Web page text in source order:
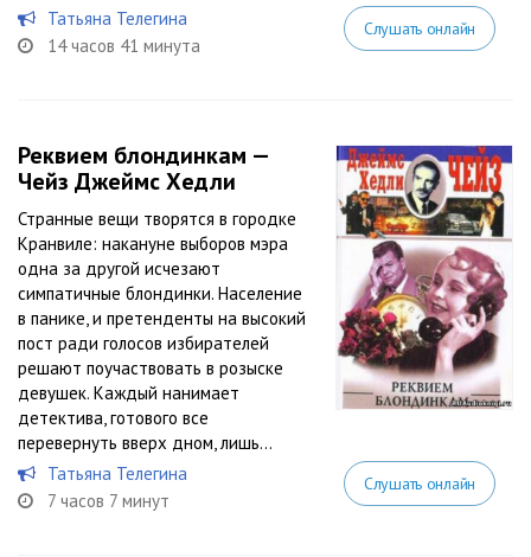
Татьяна Телегина
14 часов 41 минута
Слушать онлайн
Реквием блондинкам —
Чейз Джеймс Хедли
Странные вещи творятся в городке
Кранвиле: накануне выборов мэра
одна за другой исчезают
симпатичные блондинки. Население
в панике, и претенденты на высокий
пост ради голосов избирателей
решают поучаствовать в розыске
девушек. Каждый нанимает
детектива, готового все
перевернуть вверх дном, лишь...
Татьяна Телегина
7 часов 7 минут
Слушать онлайн